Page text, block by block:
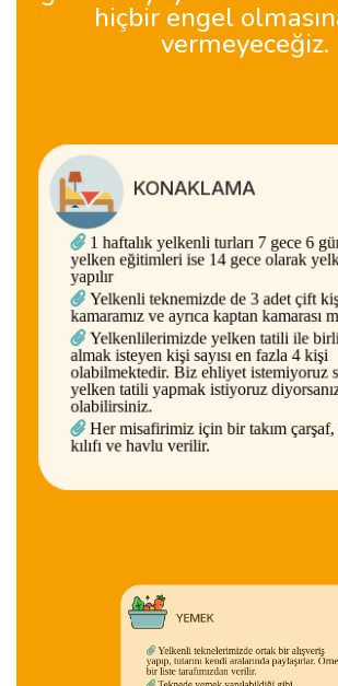
hiçbir engel
vermeyeceğiz.
KONAKLAMA
1 haftalık yelkenli turları 7 gece 6
yelken eğitimleri ise 14 gece olarak
yapılır
Yelkenli teknemizde de 3 adet çift
kamaramız ve ayrıca kaptan kamarası
Yelkenlilerimizde yelken tatili ile
almak isteyen kişi sayısı en fazla 4 kişi
olabilmektedir. Biz ehliyet istemiyoruz
yelken tatili yapmak istiyoruz
olabilirsiniz.
Her misafirimiz için bir takım çarşaf,
kılıfı ve havlu verilir.
YEMEK
Yelkenli teknelerimizde ortak bir
yapıp, tutarını kendi aralarında
bir liste tarafımızdan verilir.